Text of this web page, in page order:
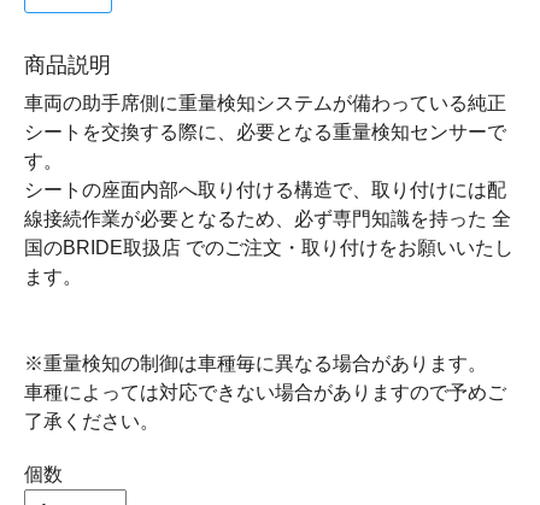
商品説明
車両の助手席側に重量検知システムが備わっている純正
シートを交換する際に、必要となる重量検知センサーで
す。
シートの座面内部へ取り付ける構造で、取り付けには配
線接続作業が必要となるため、必ず専門知識を持った 全
国のBRIDE取扱店 でのご注文・取り付けをお願いいたし
ます。
※重量検知の制御は車種毎に異なる場合があります。
車種によっては対応できない場合がありますので予めご
了承ください。
個数